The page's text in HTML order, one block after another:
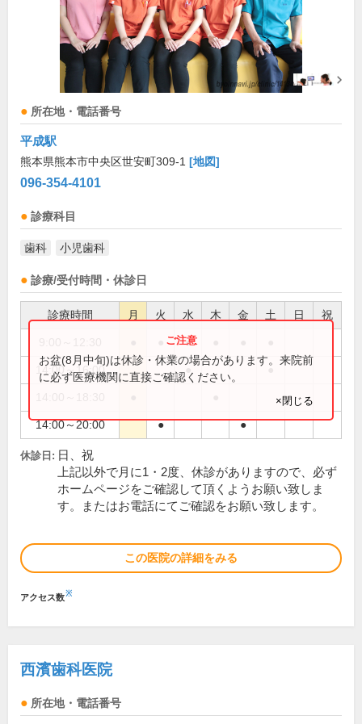
所在地・電話番号
平成駅
熊本県熊本市中央区世安町309-1 [地図]
096-354-4101
診療科目
歯科 小児歯科
診療/受付時間・休診日
診療時間 月 火 水 木 金 土 日 祝
●
14:00～16:00 ● ●
14:00～20:00 ● ●
お盆(8月中旬)は休診・休業の場合があります。来院前
に必ず医療機関に直接ご確認ください。
×閉じる
休診日: 日、祝
上記以外で月に1・2度、休診がありますので、必ず
ホームページをご確認して頂くようお願い致しま
す。またはお電話にてご確認をお願い致します。
この医院の詳細をみる
アクセス数※
西濱歯科医院
所在地・電話番号